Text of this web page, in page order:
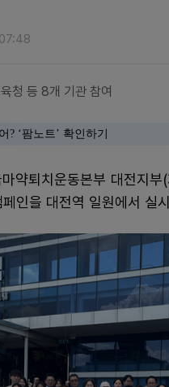
청 등 8개 기관 참여
‘팜노트’ 확인하기
약퇴치운동본부 대전지
인을 대전역 일원에서 실